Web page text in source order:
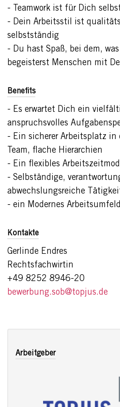
- Teamwork ist für Dich
- Dein Arbeitsstil ist
selbstständig
- Du hast Spaß, bei dem,
begeisterst Menschen mit
Benefits
- Es erwartet Dich ein
anspruchsvolles
- Ein sicherer Arbeitsplatz in
Team, flache Hierarchien
- Ein flexibles
- Selbständige,
abwechslungsreiche
- ein Modernes Arbeitsumfeld
Kontakte
Gerlinde Endres
Rechtsfachwirtin
+49 8252 8946-20
bewerbung.sob@topjus.de
Arbeitgeber